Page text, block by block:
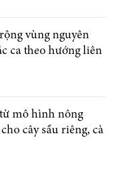
vùng nguyên
ca theo hướng liên
mô hình nông
cây sầu riêng, cà